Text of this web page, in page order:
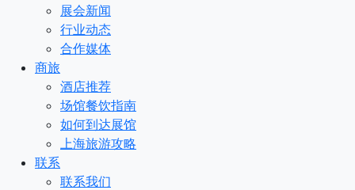
展会新闻
行业动态
合作媒体
商旅
酒店推荐
场馆餐饮指南
如何到达展馆
上海旅游攻略
联系
联系我们